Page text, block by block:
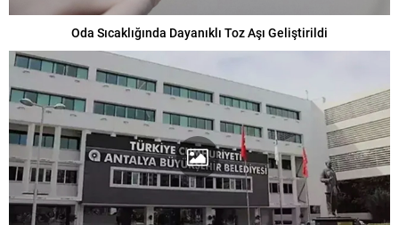
Oda Sıcaklığında Dayanıklı Toz Aşı Geliştirildi